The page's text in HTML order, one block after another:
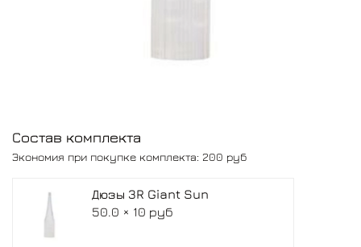
Состав комплекта
Экономия при покупке комплекта: 200 руб
Дюзы 3R Giant Sun
50.0 × 10 руб